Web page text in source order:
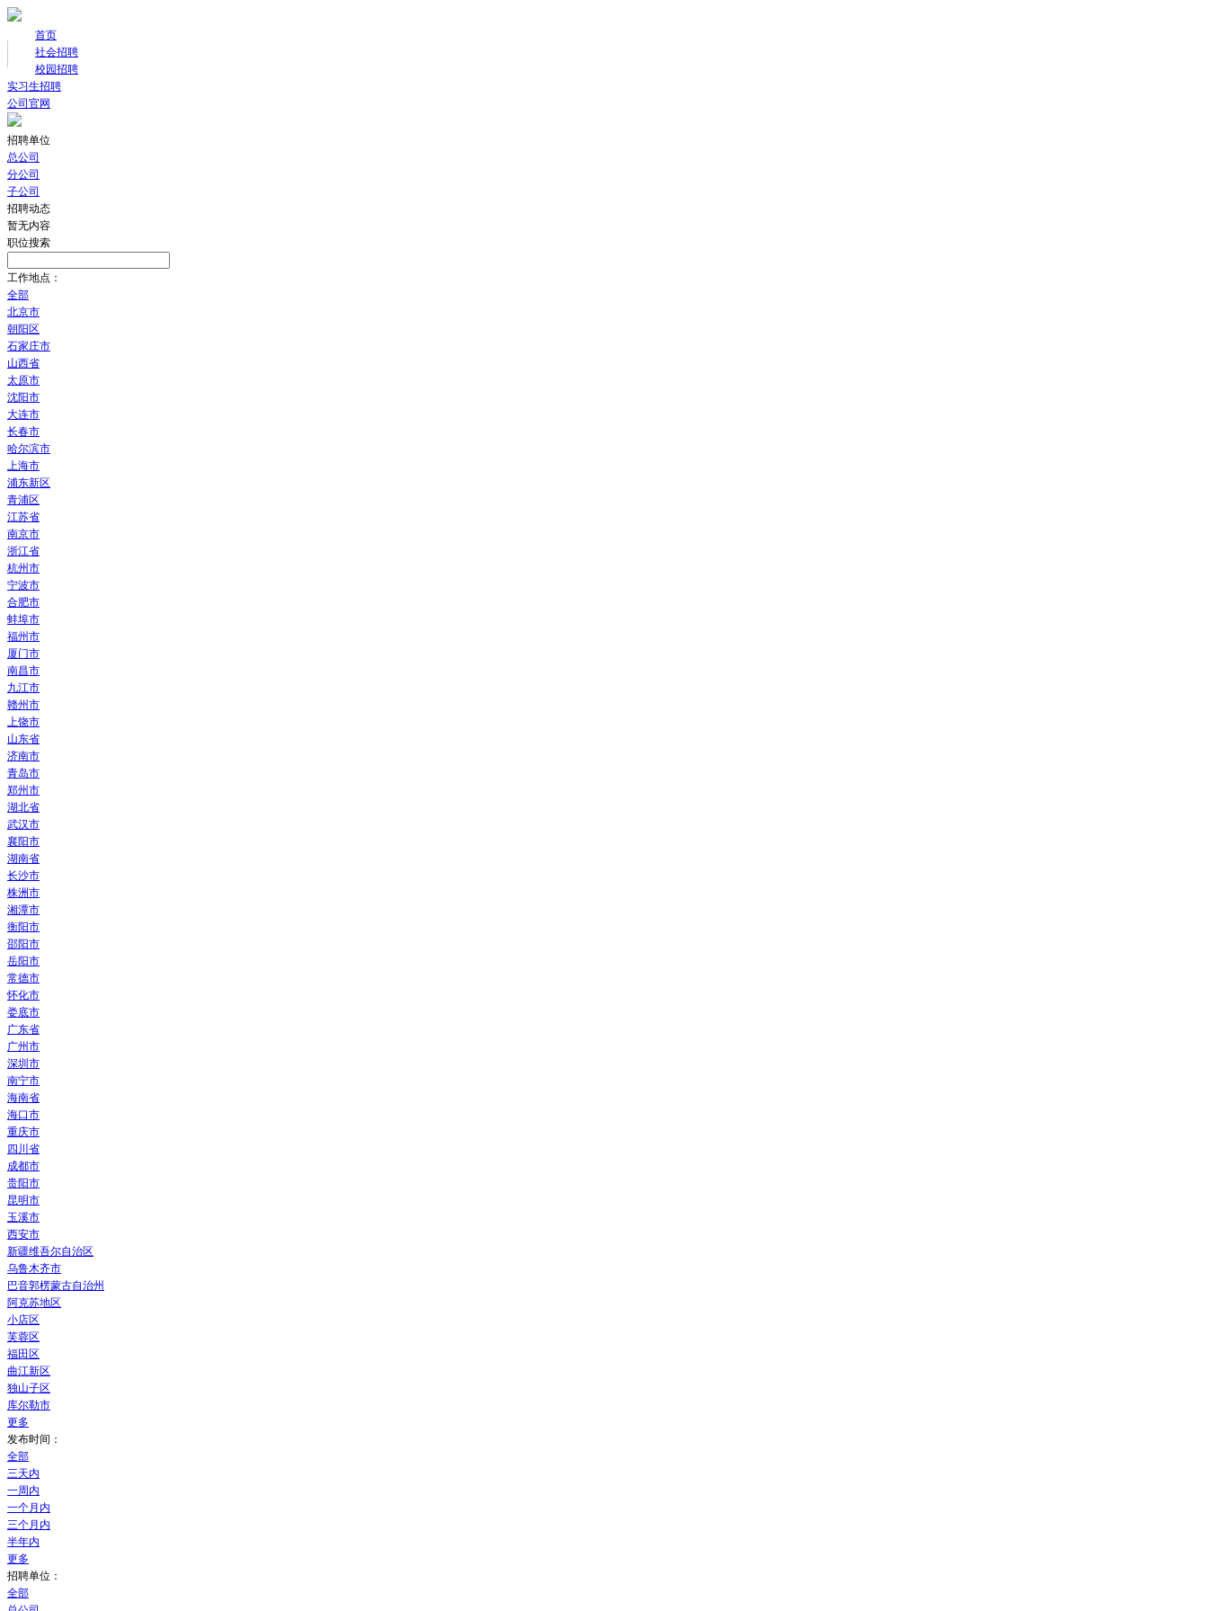
首页
社会招聘
校园招聘
实习生招聘
公司官网
招聘单位
总公司
分公司
子公司
招聘动态
暂无内容
职位搜索
工作地点：
全部
北京市
朝阳区
石家庄市
山西省
太原市
沈阳市
大连市
长春市
哈尔滨市
上海市
浦东新区
青浦区
江苏省
南京市
浙江省
杭州市
宁波市
合肥市
蚌埠市
福州市
厦门市
南昌市
九江市
赣州市
上饶市
山东省
济南市
青岛市
郑州市
湖北省
武汉市
襄阳市
湖南省
长沙市
株洲市
湘潭市
衡阳市
邵阳市
岳阳市
常德市
怀化市
娄底市
广东省
广州市
深圳市
南宁市
海南省
海口市
重庆市
四川省
成都市
贵阳市
昆明市
玉溪市
西安市
新疆维吾尔自治区
乌鲁木齐市
巴音郭楞蒙古自治州
阿克苏地区
小店区
芙蓉区
福田区
曲江新区
独山子区
库尔勒市
更多
发布时间：
全部
三天内
一周内
一个月内
三个月内
半年内
更多
招聘单位：
全部